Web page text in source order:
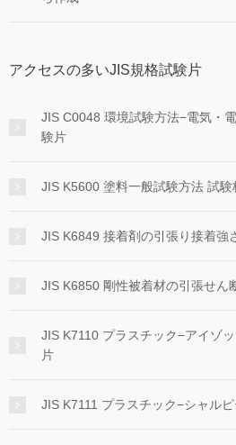
アクセスの多いJIS規格試験片
JIS C0048 環境試験方法−電気・
験片
JIS K5600 塗料一般試験方法 試験
JIS K6849 接着剤の引張り接着強
JIS K6850 剛性被着材の引張せん
JIS K7110 プラスチック−アイゾ
片
JIS K7111 プラスチック−シャル